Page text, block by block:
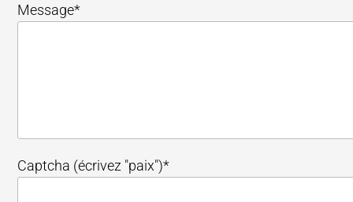
Message*
Captcha (écrivez "paix")*